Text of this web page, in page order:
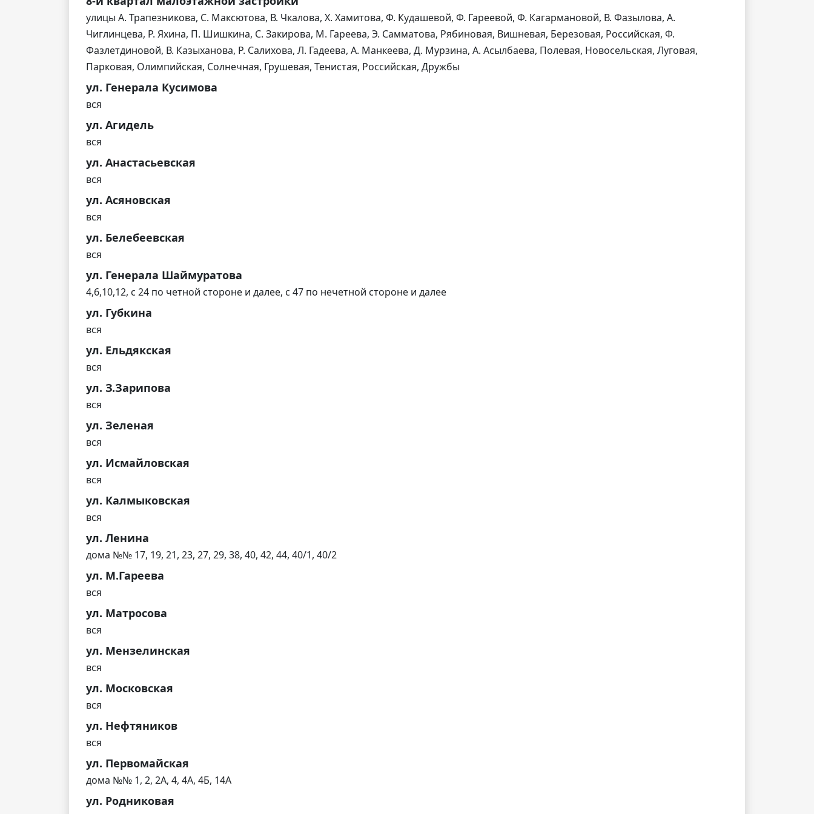
улицы А. Трапезникова, С. Максютова, В. Чкалова, Х. Хамитова, Ф. Кудашевой, Ф. Гареевой, Ф. Кагармановой, В. Фазылова, А.
Чиглинцева, Р. Яхина, П. Шишкина, С. Закирова, М. Гареева, Э. Самматова, Рябиновая, Вишневая, Березовая, Российская, Ф.
Фазлетдиновой, В. Казыханова, Р. Салихова, Л. Гадеева, А. Манкеева, Д. Мурзина, А. Асылбаева, Полевая, Новосельская, Луговая,
Парковая, Олимпийская, Солнечная, Грушевая, Тенистая, Российская, Дружбы
ул. Генерала Кусимова
вся
ул. Агидель
вся
ул. Анастасьевская
вся
ул. Асяновская
вся
ул. Белебеевская
вся
ул. Генерала Шаймуратова
4,6,10,12, с 24 по четной стороне и далее, с 47 по нечетной стороне и далее
ул. Губкина
вся
ул. Ельдякская
вся
ул. З.Зарипова
вся
ул. Зеленая
вся
ул. Исмайловская
вся
ул. Калмыковская
вся
ул. Ленина
дома №№ 17, 19, 21, 23, 27, 29, 38, 40, 42, 44, 40/1, 40/2
ул. М.Гареева
вся
ул. Матросова
вся
ул. Мензелинская
вся
ул. Московская
вся
ул. Нефтяников
вся
ул. Первомайская
дома №№ 1, 2, 2А, 4, 4А, 4Б, 14А
ул. Родниковая